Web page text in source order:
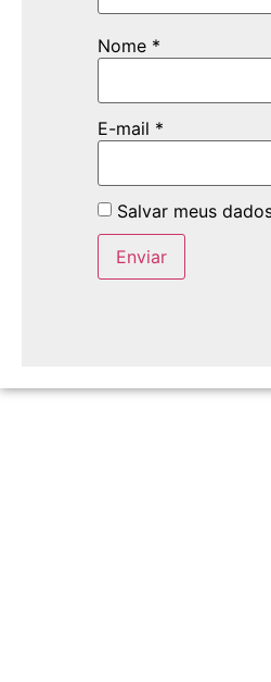
Nome *
E-mail *
Salvar meus